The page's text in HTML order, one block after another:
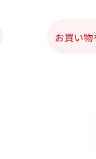
お買い